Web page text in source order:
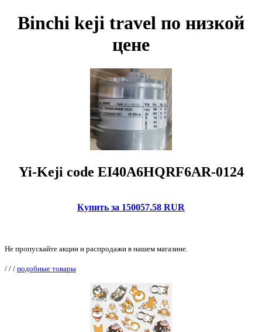
Binchi keji travel по низкой
цене
Yi-Keji code EI40A6HQRF6AR-0124
Купить за 150057.58 RUR
Не пропускайте акции и распродажи в нашем магазине.
/ / / подобные товары